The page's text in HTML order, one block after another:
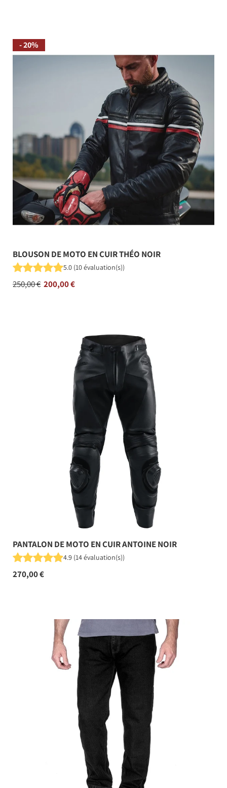
BLOUSON DE MOTO EN CUIR THÉO NOIR
5.0 (10évaluation(s))
Prix
250,00 € 200,00 €
- 20%
PANTALON DE MOTO EN CUIR ANTOINE NOIR
4.9 (14évaluation(s))
270,00 €